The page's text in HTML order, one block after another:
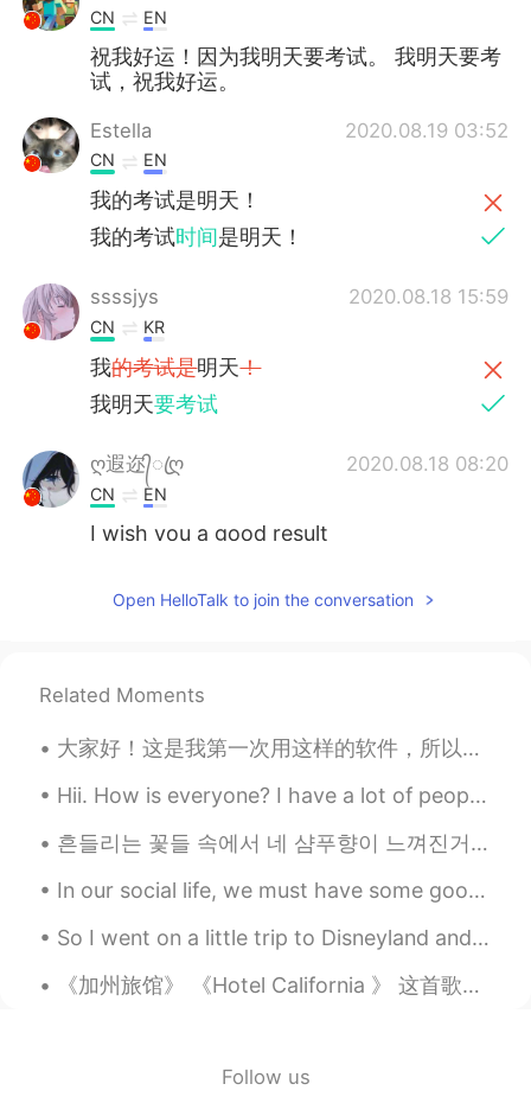
CN EN
祝我好运！因为我明天要考试。 我明天要考
试，祝我好运。
Estella 2020.08.19 03:52
CN EN
我的考试是明天！
我的考试时间是明天！
ssssjys 2020.08.18 15:59
CN KR
我的考试是明天！
我明天要考试
ღ遐迩᭄ꦿღ 2020.08.18 08:20
CN EN
I wish you a good result
CN EN
落花伊人
我的考试在明天！
CN EN
Good luck！
YikZ 2020.08.17 19:08
明天！
Open HelloTalk to join the conversation
Related Moments
大家好！这是我第一次用这样的软件，所以我有一点紧张。 我希望可以跟你们多交流！呵呵 如果你们有关于英文的问题，可以来问我啊~ Hello! This is my first time tryi...
Hii. How is everyone? I have a lot of people texting me on here so if I don't reply quickly or re...
흔들리는 꽃들 속에서 네 샴푸향이 느껴진거야 I really love this song haha #yourshampooscentintheflowers # JangBe...
In our social life, we must have some good friends. As the saying goes “A friend in need is a fri...
So I went on a little trip to Disneyland and Universal studios on the weekend it was really fun a...
《加州旅馆》 《Hotel California 》 这首歌你们有听过吗？ 这首歌意思是主人公来到了加州旅馆后，发现在那里人们可以尽情吃喝玩乐，但是过了一段时间后，发现这根本就是个地狱！每个人来...
Follow us